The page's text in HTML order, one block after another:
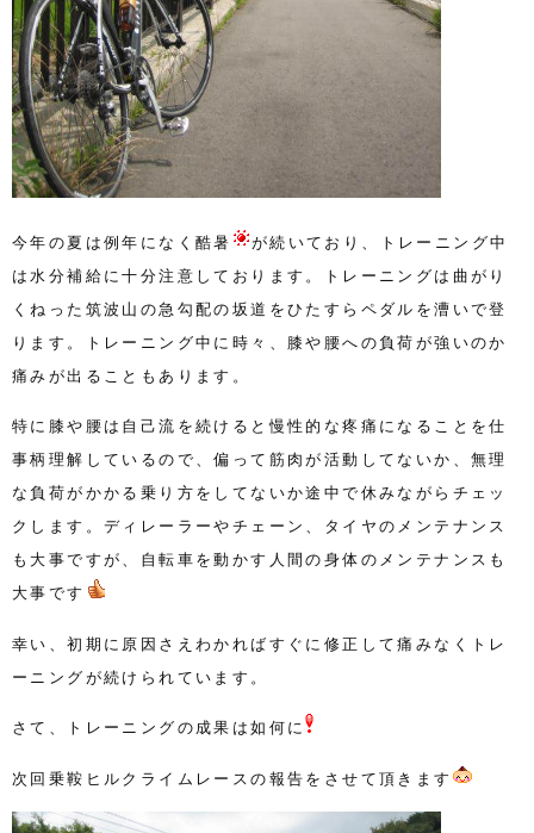
今年の夏は例年になく酷暑
が続いており、トレーニング中
は水分補給に十分注意しております。トレーニングは曲がり
くねった筑波山の急勾配の坂道をひたすらペダルを漕いで登
ります。トレーニング中に時々、膝や腰への負荷が強いのか
痛みが出ることもあります。
特に膝や腰は自己流を続けると慢性的な疼痛になることを仕
事柄理解しているので、偏って筋肉が活動してないか、無理
な負荷がかかる乗り方をしてないか途中で休みながらチェッ
クします。ディレーラーやチェーン、タイヤのメンテナンス
も大事ですが、自転車を動かす人間の身体のメンテナンスも
大事です
幸い、初期に原因さえわかればすぐに修正して痛みなくトレ
ーニングが続けられています。
さて、トレーニングの成果は如何に
次回乗鞍ヒルクライムレースの報告をさせて頂きます